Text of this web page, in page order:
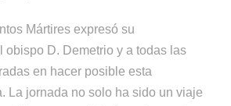
Mártires expresó su
obispo D. Demetrio y a todas las
en hacer posible esta
La jornada no solo ha sido un viaje